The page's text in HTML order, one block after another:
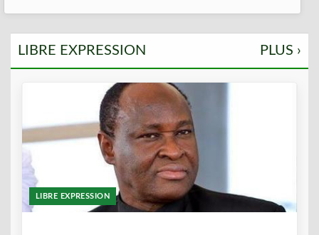
LIBRE EXPRESSION PLUS ›
LIBRE EXPRESSION